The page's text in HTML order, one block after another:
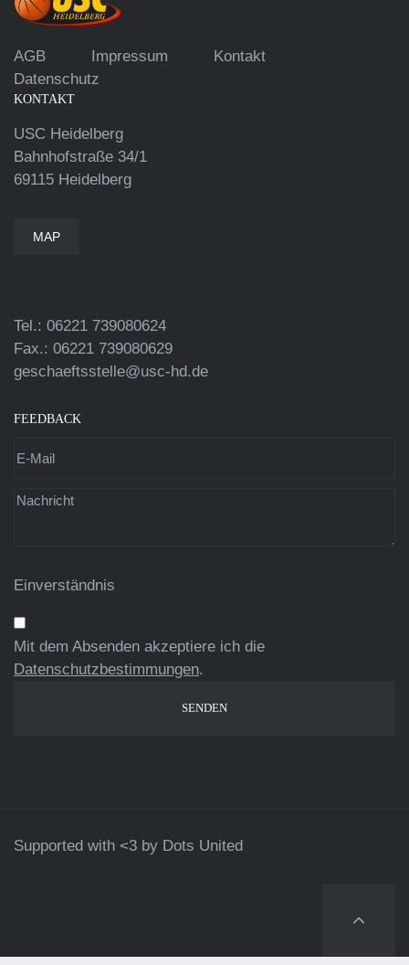
AGB Impressum
Kontakt
Datenschutz
KONTAKT
USC Heidelberg
Bahnhofstraße 34/1
69115 Heidelberg
MAP
Tel.: 06221 739080624
Fax.: 06221 739080629
geschaeftsstelle@usc-hd.de
FEEDBACK
Einverständnis
Mit dem Absenden akzeptiere ich die
Datenschutzbestimmungen.
Supported with <3 by Dots United